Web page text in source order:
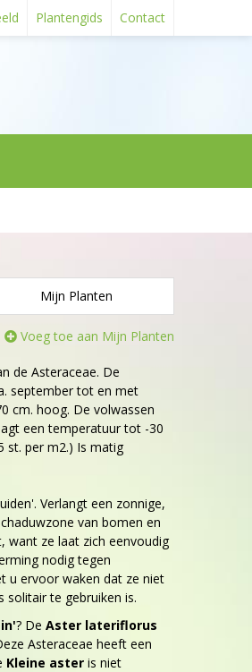
Plantengids Contact
Mijn Planten
Voeg toe aan Mijn Planten
de Asteraceae. De
september tot en met
cm. hoog. De volwassen
een temperatuur tot -30
st. per m2.) Is matig
Verlangt een zonnige,
van bomen en
want ze laat zich eenvoudig
nodig tegen
u ervoor waken dat ze niet
solitair te gebruiken is.
? De Aster lateriflorus
Asteraceae heeft een
Kleine aster is niet